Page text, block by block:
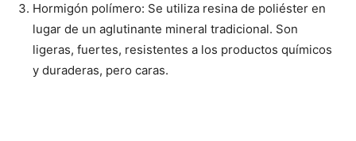
Hormigón polímero: Se utiliza resina de poliéster en
lugar de un aglutinante mineral tradicional. Son
ligeras, fuertes, resistentes a los productos químicos
y duraderas, pero caras.